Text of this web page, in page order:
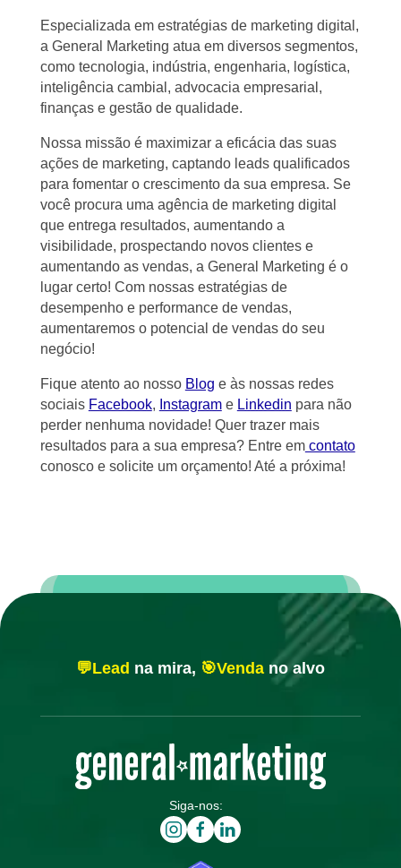
Especializada em estratégias de marketing digital,
a General Marketing atua em diversos segmentos,
como tecnologia, indústria, engenharia, logística,
inteligência cambial, advocacia empresarial,
finanças e gestão de qualidade.
Nossa missão é maximizar a eficácia das suas
ações de marketing, captando leads qualificados
para fomentar o crescimento da sua empresa. Se
você procura uma agência de marketing digital
que entrega resultados, aumentando a
visibilidade, prospectando novos clientes e
aumentando as vendas, a General Marketing é o
lugar certo! Com nossas estratégias de
desempenho e performance de vendas,
aumentaremos o potencial de vendas do seu
negócio!
Fique atento ao nosso Blog e às nossas redes
sociais Facebook, Instagrame Linkedin para não
perder nenhuma novidade! Quer trazer mais
resultados para a sua empresa? Entre emcontato
conosco e solicite um orçamento! Até a próxima!
💬Lead na mira, 🎯Vendano alvo
Siga-nos: